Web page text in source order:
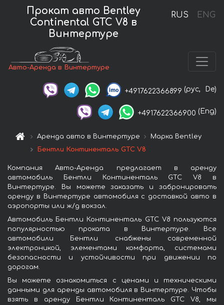
RUS ENG
Прокат авто Bentley
Continental GTC V8 в
Винтертуре
Авто-Аренда в Винтертуре
+4917622366899 (рус, De)
+4917622366900 (Eng)
Аренда авто в Винтертуре
Марка Bentley
Бентли Континенталь GTC V8
Компания Авто-Аренда предлагает в аренду
автомобиль Бентли Континенталь GTC V8 в
Винтертуре. Вы можете заказать и забронировать
аренду в Винтертуре автомобиля с доставкой авто в
аэропорты или ж/д вокзал.
Автомобиль Бентли Континенталь GTC V8 пользуются
популярностью проката в Винтертуре. Все
автомобили Бентли снабжены современной
электроникой, элементами комфорта, системами
безопасности и устойчивости при движении по
дорогам.
Вы можете ознакомиться с ценами и техническими
данными для аренды автомобиля в Винтертуре. Чтобы
взять в аренду Бентли Континенталь GTC V8, мы